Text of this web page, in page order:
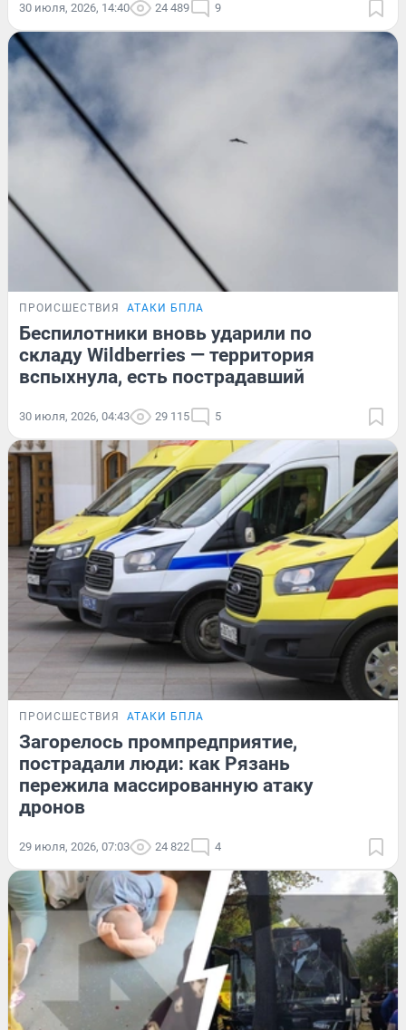
30 июля, 2026, 14:40 24 489 9
ПРОИСШЕСТВИЯ АТАКИ БПЛА
Беспилотники вновь ударили по
складу Wildberries — территория
вспыхнула, есть пострадавший
30 июля, 2026, 04:43 29 115 5
ПРОИСШЕСТВИЯ АТАКИ БПЛА
Загорелось промпредприятие,
пострадали люди: как Рязань
пережила массированную атаку
дронов
29 июля, 2026, 07:03 24 822 4